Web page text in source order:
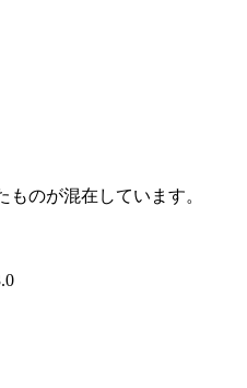
のが混在しています。